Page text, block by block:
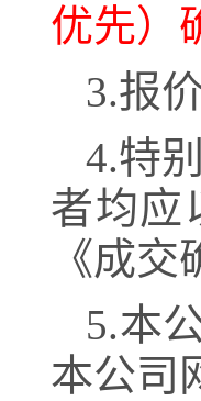
优先）
3.报
4.特
者均应
《成
5.本
本公司